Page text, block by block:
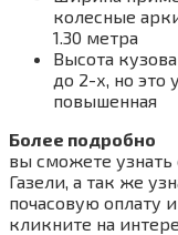
колесные
1.30 метра
Высота
до 2-х, но это
повышенная
Более подробно
вы сможете узнать
Газели, а так же
почасовую оплату
кликните на